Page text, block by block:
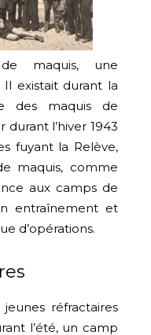
maquis, une
existait durant la
des maquis de
durant l’hiver 1943
fuyant la Relève,
maquis, comme
aux camps de
entraînement et
d’opérations.
jeunes réfractaires
l’été, un camp